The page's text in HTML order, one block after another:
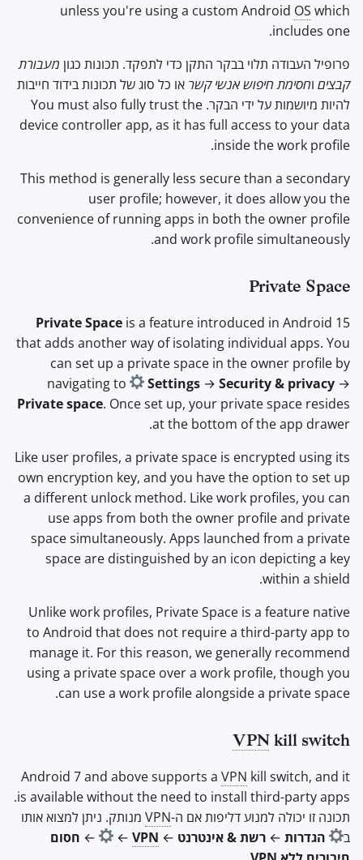
unless you're using a custom Android OS which
includes one.
פרופיל העבודה תלוי בבקר התקן כדי לתפקד. תכונות כגון מעבורת
קבצים וחסימת חיפוש אנשי קשר או כל סוג של תכונות בידוד חייבות
להיות מיושמות על ידי הבקר. You must also fully trust the
device controller app, as it has full access to your data
inside the work profile.
This method is generally less secure than a secondary
user profile; however, it does allow you the
convenience of running apps in both the owner profile
and work profile simultaneously.
Private Space
Private Space is a feature introduced in Android 15
that adds another way of isolating individual apps. You
can set up a private space in the owner profile by
navigating to
Settings → Security & privacy →
Private space. Once set up, your private space resides
at the bottom of the app drawer.
Like user profiles, a private space is encrypted using its
own encryption key, and you have the option to set up
a different unlock method. Like work profiles, you can
use apps from both the owner profile and private
space simultaneously. Apps launched from a private
space are distinguished by an icon depicting a key
within a shield.
Unlike work profiles, Private Space is a feature native
to Android that does not require a third-party app to
manage it. For this reason, we generally recommend
using a private space over a work profile, though you
can use a work profile alongside a private space.
VPN kill switch
Android 7 and above supports a VPN kill switch, and it
is available without the need to install third-party apps.
תכונה זו יכולה למנוע דליפות אם ה-VPN מנותק. ניתן למצוא אותו
ב
הגדרות ← רשת & אינטרנט ←
VPN
←
← חסום